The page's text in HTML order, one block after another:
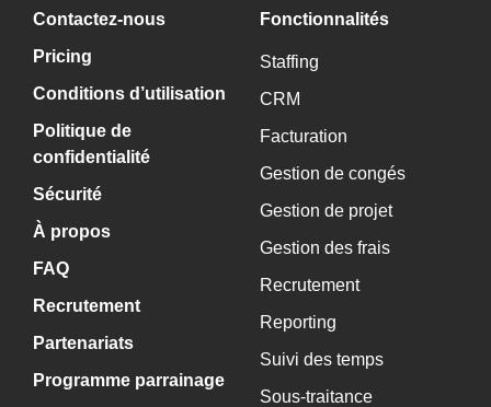
Contactez-nous
Pricing
Conditions d’utilisation
Politique de
confidentialité
Sécurité
À propos
FAQ
Recrutement
Partenariats
Programme parrainage
Fonctionnalités
Staffing
CRM
Facturation
Gestion de congés
Gestion de projet
Gestion des frais
Recrutement
Reporting
Suivi des temps
Sous-traitance